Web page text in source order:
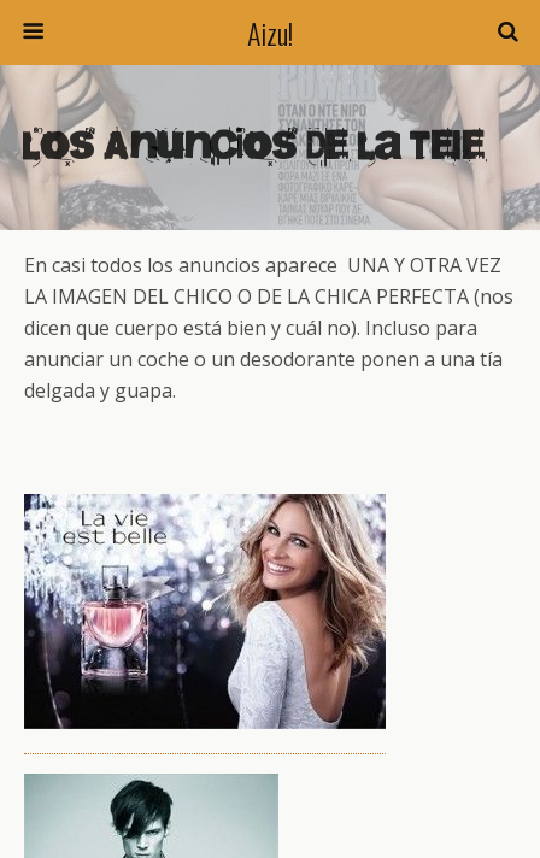
Aizu!
Los Anuncios De La Tele…
En casi todos los anuncios aparece UNA Y OTRA VEZ
LA IMAGEN DEL CHICO O DE LA CHICA PERFECTA (nos
dicen que cuerpo está bien y cuál no). Incluso para
anunciar un coche o un desodorante ponen a una tía
delgada y guapa.